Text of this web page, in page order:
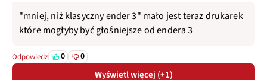
"mniej, niż klasyczny ender 3" mało jest teraz drukarek
które mogłyby być głośniejsze od endera 3
Odpowiedz 0 0
Wyświetl więcej (+1)